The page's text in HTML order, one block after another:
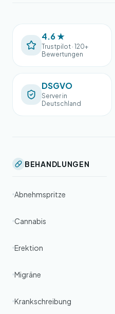
4.6 ★
Trustpilot · 120+
Bewertungen
DSGVO
Server in
Deutschland
BEHANDLUNGEN
Abnehmspritze
Cannabis
Erektion
Migräne
Krankschreibung